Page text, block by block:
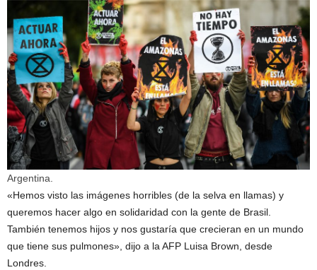
Argentina.
«Hemos visto las imágenes horribles (de la selva en llamas) y
queremos hacer algo en solidaridad con la gente de Brasil.
También tenemos hijos y nos gustaría que crecieran en un mundo
que tiene sus pulmones», dijo a la AFP Luisa Brown, desde
Londres.